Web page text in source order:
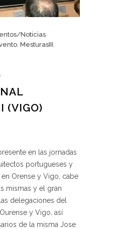
Noticias
MesturasIII
(VIGO)
en las jornadas
portugueses y
en Orense y Vigo, cabe
mismas y el gran
delegaciones del
y Vigo, así
de la misma Jose